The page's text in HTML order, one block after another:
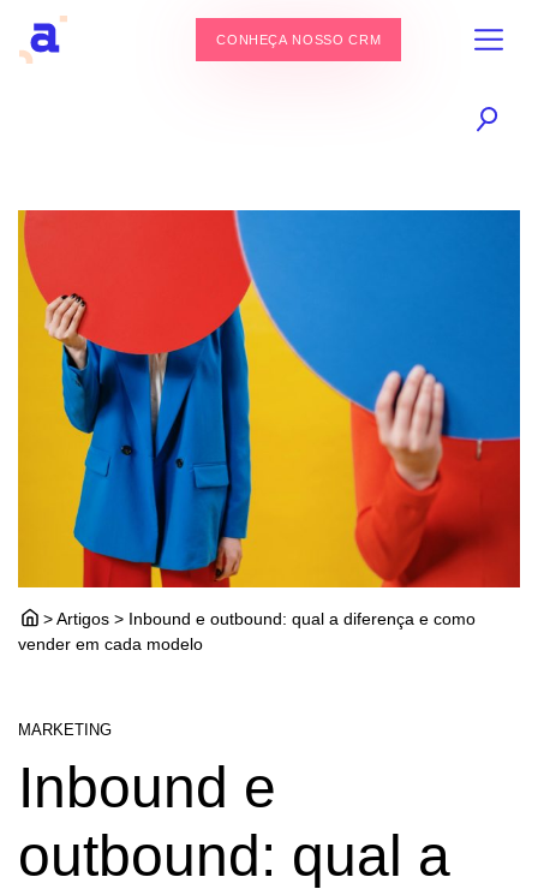
CONHEÇA NOSSO CRM
> Artigos > Inbound e outbound: qual a diferença e como
vender em cada modelo
MARKETING
Inbound e
outbound: qual a